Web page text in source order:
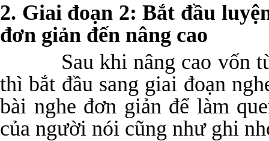
2. Giai đoạn 2: Bắt đầu
đơn giản đến nâng cao
Sau khi nâng cao vốn từ
thì bắt đầu sang giai đoạn
bài nghe đơn giản để làm
của người nói cũng như ghi